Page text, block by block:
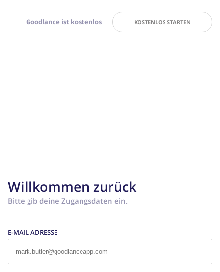
Goodlance ist kostenlos KOSTENLOS STARTEN
Willkommen zurück
Bitte gib deine Zugangsdaten ein.
E-MAIL ADRESSE